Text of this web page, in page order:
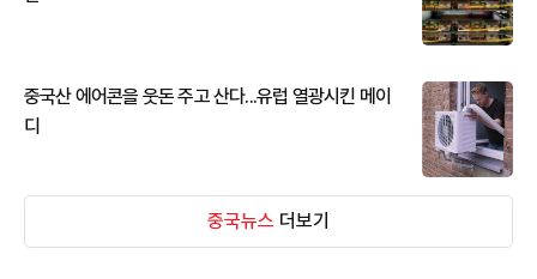
중국산 에어콘을 웃돈 주고 산다...유럽 열광시킨 메이
디
중국뉴스 더보기